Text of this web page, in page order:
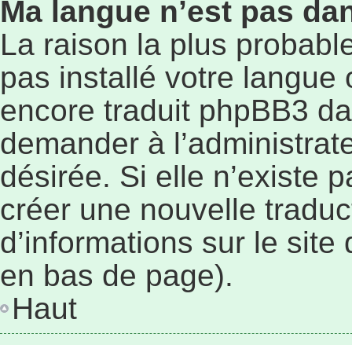
Ma langue n’est pas
La raison la plus
pas installé votre langue
encore traduit phpBB3
demander à
désirée. Si elle n’existe
créer une nouvelle
d’informations sur le
en bas de page).
Haut